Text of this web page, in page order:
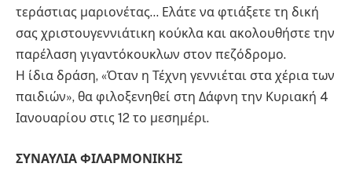
τεράστιας μαριονέτας… Ελάτε να φτιάξετε τη δική
σας χριστουγεννιάτικη κούκλα και ακολουθήστε την
παρέλαση γιγαντόκουκλων στον πεζόδρομο.
Η ίδια δράση, «Όταν η Τέχνη γεννιέται στα χέρια των
παιδιών», θα φιλοξενηθεί στη Δάφνη την Κυριακή 4
Ιανουαρίου στις 12 το μεσημέρι.
ΣΥΝΑΥΛΙΑ ΦΙΛΑΡΜΟΝΙΚΗΣ